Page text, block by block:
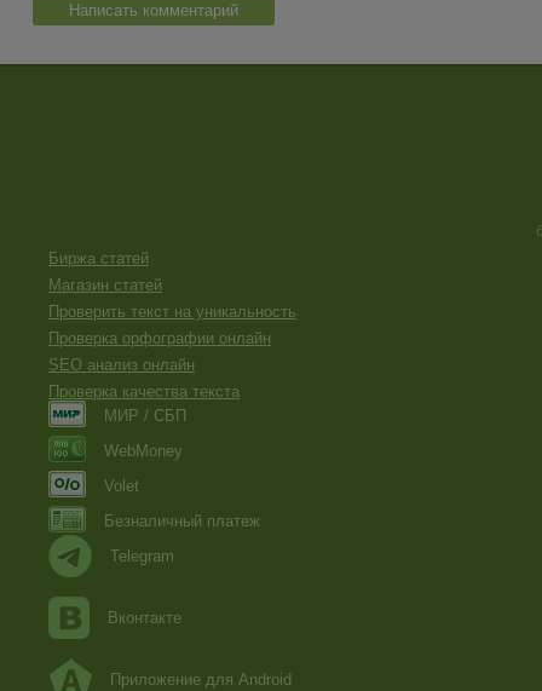
Написать комментарий
Биржа статей
Магазин статей
Проверить текст на уникальность
Проверка орфографии онлайн
SEO анализ онлайн
Проверка качества текста
МИР / СБП
WebMoney
Volet
Безналичный платеж
Telegram
Вконтакте
Приложение для Android